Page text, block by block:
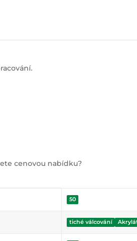
cenovou nabídku?
50
tiché válcování